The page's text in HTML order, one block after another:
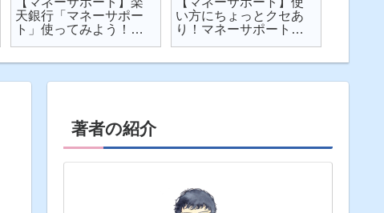
天銀行「マネーサポー
ト」使ってみよう！
い方にちょっとクセあ
り！マネーサポートの
著者の紹介